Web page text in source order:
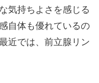
気持ちよさを感じる
自体も優れているの
近では、前立腺リン